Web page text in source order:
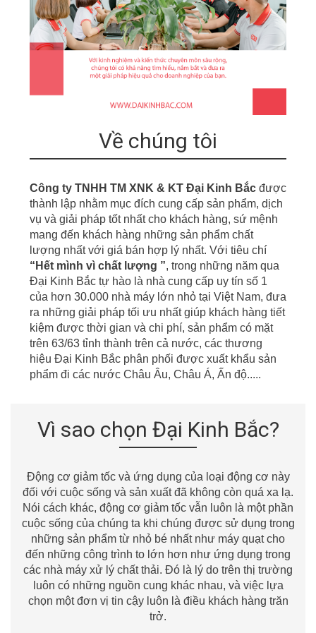
Về chúng tôi
Công ty TNHH TM XNK & KT Đại Kinh Bắc được
thành lập nhằm mục đích cung cấp sản phẩm, dịch
vụ và giải pháp tốt nhất cho khách hàng, sứ mệnh
mang đến khách hàng những sản phẩm chất
lượng nhất với giá bán hợp lý nhất. Với tiêu chí
“ Hết mình vì chất lượng ”, trong những năm qua
Đại Kinh Bắc tự hào là nhà cung cấp uy tín số 1
của hơn 30.000 nhà máy lớn nhỏ tại Việt Nam, đưa
ra những giải pháp tối ưu nhất giúp khách hàng tiết
kiệm được thời gian và chi phí, sản phẩm có mặt
trên 63/63 tỉnh thành trên cả nước, các thương
hiệu Đại Kinh Bắc phân phối được xuất khẩu sản
phẩm đi các nước Châu Âu, Châu Á, Ấn độ.....
Vì sao chọn Đại Kinh Bắc?
Động cơ giảm tốc và ứng dụng của loại động cơ này
đối với cuộc sống và sản xuất đã không còn quá xa lạ.
Nói cách khác, động cơ giảm tốc vẫn luôn là một phần
cuộc sống của chúng ta khi chúng được sử dụng trong
những sản phẩm từ nhỏ bé nhất như máy quạt cho
đến những công trình to lớn hơn như ứng dụng trong
các nhà máy xử lý chất thải. Đó là lý do trên thị trường
luôn có những nguồn cung khác nhau, và việc lựa
chọn một đơn vị tin cậy luôn là điều khách hàng trăn
trở.